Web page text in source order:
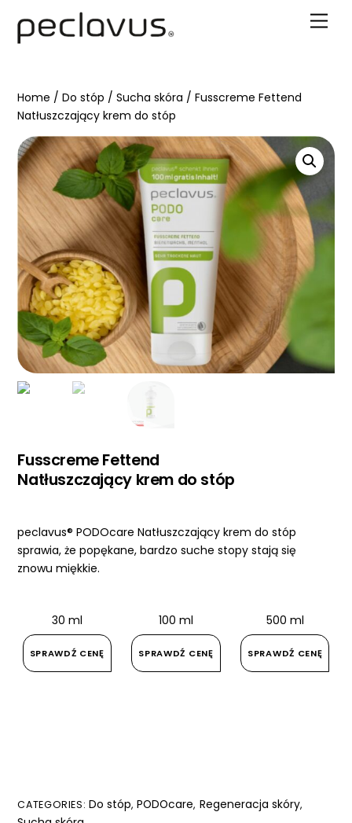
content
Home /Do stóp /Sucha skóra / Fusscreme Fettend
Natłuszczający krem do stóp
Fusscreme Fettend
Natłuszczający krem do stóp
peclavus® PODOcare Natłuszczający krem do stóp
sprawia, że popękane, bardzo suche stopy stają się
znowu miękkie.
30 ml
SPRAWDŹ CENĘ
100 ml
SPRAWDŹ CENĘ
500 ml
SPRAWDŹ CENĘ
CATEGORIES: Do stóp,PODOcare, Regeneracja skóry,